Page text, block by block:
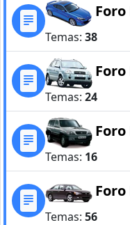
Temas: 38
Temas: 24
Temas: 16
Temas: 56